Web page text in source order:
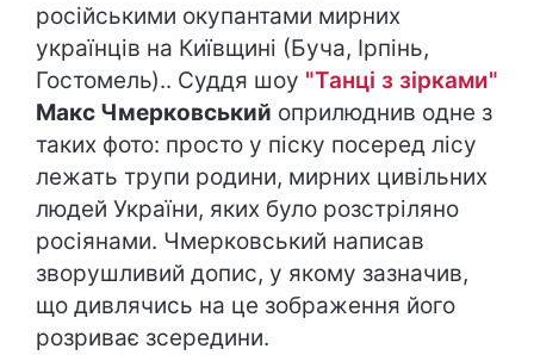
російськими окупантами мирних
українців на Київщині (Буча, Ірпінь,
Гостомель).. Суддя шоу "Танці з зірками"
Макс Чмерковський оприлюднив одне з
таких фото: просто у піску посеред лісу
лежать трупи родини, мирних цивільних
людей України, яких було розстріляно
росіянами. Чмерковський написав
зворушливий допис, у якому зазначив,
що дивлячись на це зображення його
розриває зсередини.